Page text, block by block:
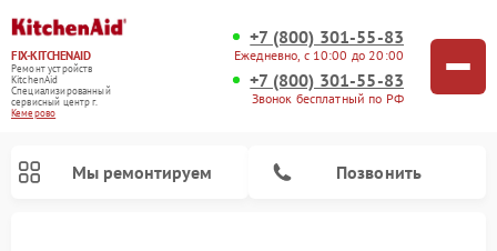
FIX-KITCHENAID
Ремонт устройств
KitchenAid
Специализированный
cервисный центр г.
Кемерово
+7 (800) 301-55-83
Ежедневно, с 10:00 до 20:00
+7 (800) 301-55-83
Звонок бесплатный по РФ
Мы ремонтируем Позвонить